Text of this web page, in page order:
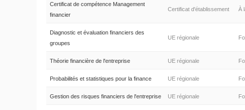
Certificat de compétence Management
financier
Certificat d'établissement À
Diagnostic et évaluation financiers des
groupes
UE régionale
Théorie financière de l'entreprise UE régionale
Probabilités et statistiques pour la finance UE régionale
Gestion des risques financiers de l'entreprise UE régionale